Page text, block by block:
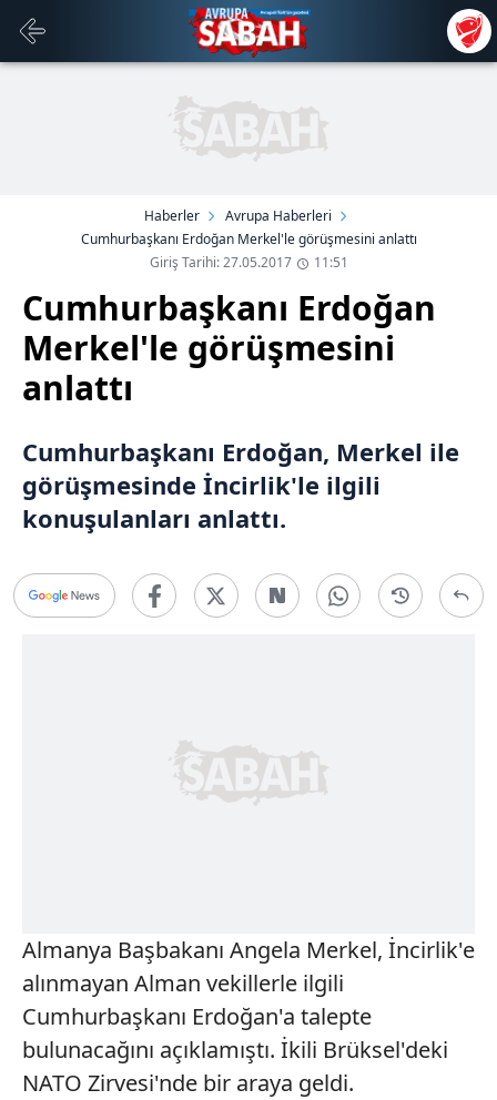
Haberler
Avrupa Haberleri
Cumhurbaşkanı Erdoğan Merkel'le görüşmesini anlattı
Giriş Tarihi: 27.05.2017
11:51
Cumhurbaşkanı Erdoğan
Merkel'le görüşmesini
anlattı
Cumhurbaşkanı Erdoğan, Merkel ile
görüşmesinde İncirlik'le ilgili
konuşulanları anlattı.
Almanya Başbakanı Angela Merkel, İncirlik'e
alınmayan Alman vekillerle ilgili
Cumhurbaşkanı Erdoğan'a talepte
bulunacağını açıklamıştı. İkili Brüksel'deki
NATO Zirvesi'nde bir araya geldi.